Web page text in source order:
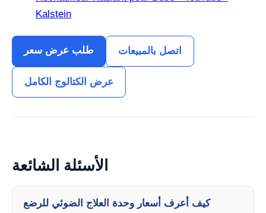
Kalstein
طلب عرض سعر اتصل بالمبيعات
عرض الكتالوج الكامل
الأسئلة الشائعة
كيف أعرف أسعار وحدة العلاج الضوئي للرضع